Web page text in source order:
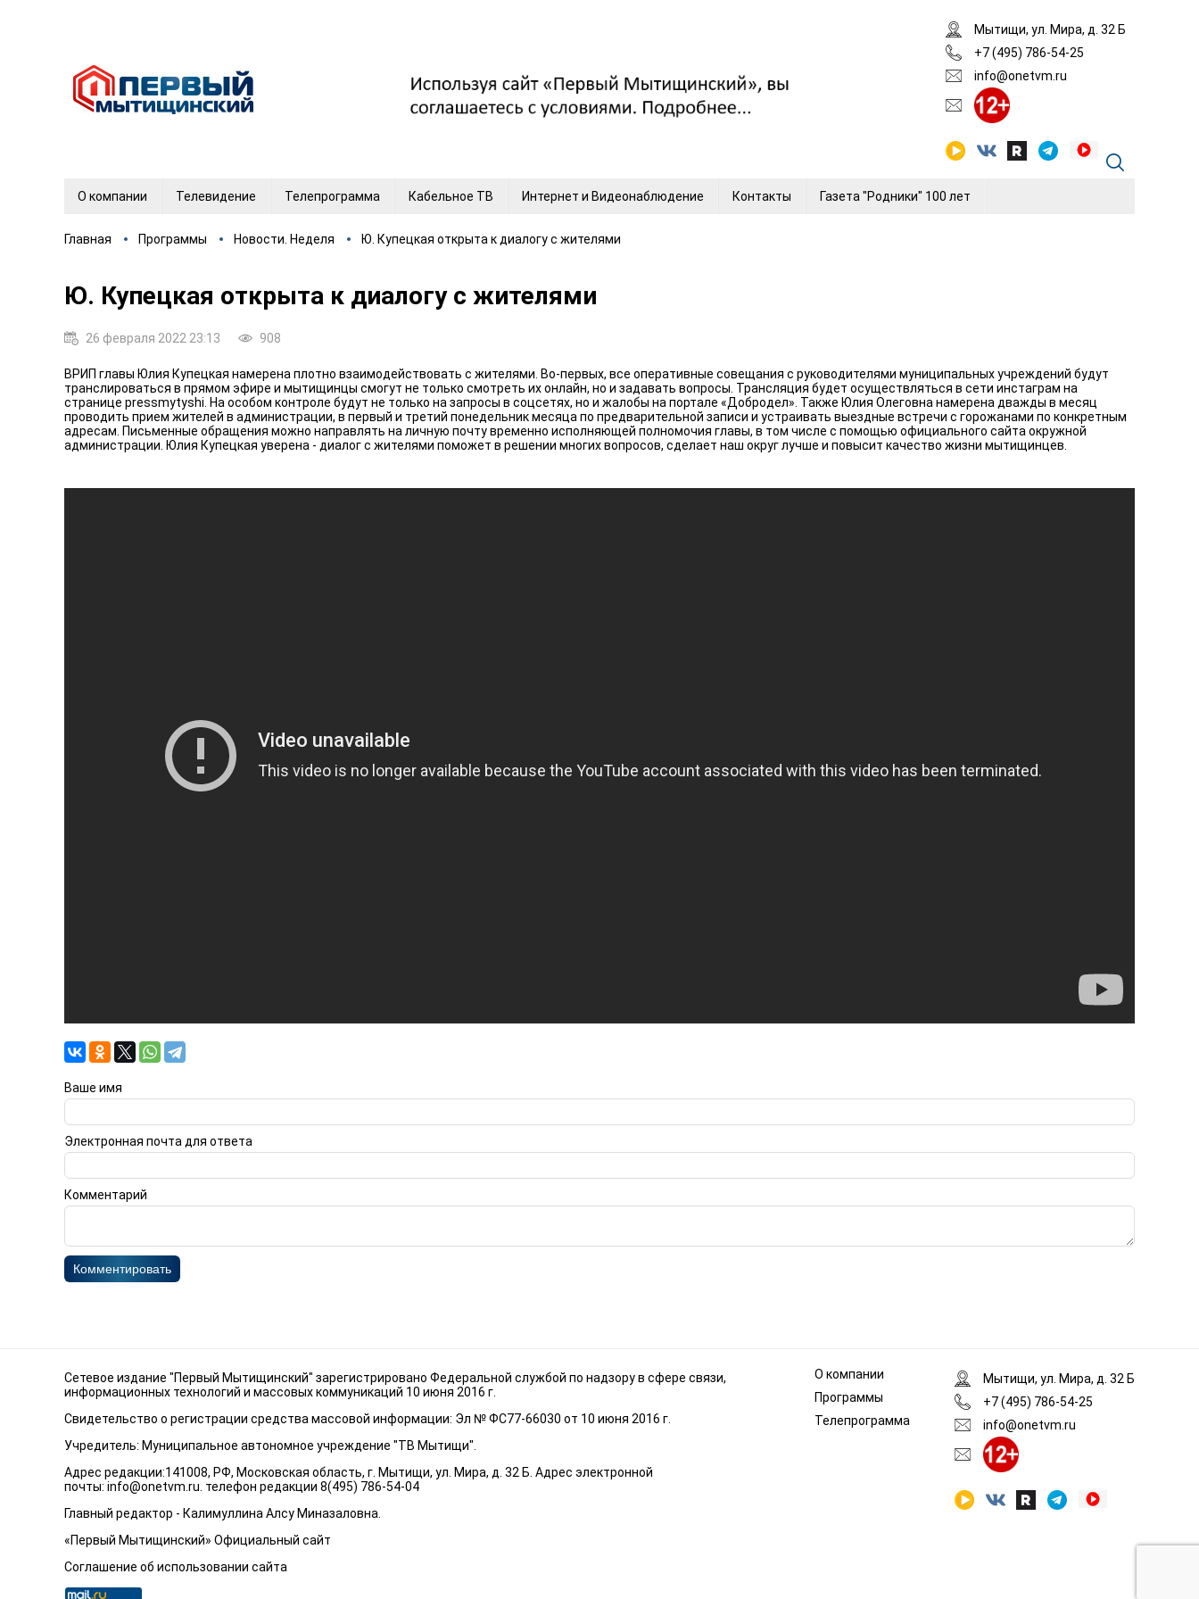
Мытищи, ул. Мира, д. 32 Б
+7 (495) 786-54-25
info@onetvm.ru
О компании Телевидение Телепрограмма Кабельное ТВ Интернет и Видеонаблюдение Контакты Газета "Родники" 100 лет
Главная Программы Новости. Неделя Ю. Купецкая открыта к диалогу с жителями
Ю. Купецкая открыта к диалогу с жителями
26 февраля 2022 23:13 908
ВРИП главы Юлия Купецкая намерена плотно взаимодействовать с жителями. Во-первых, все оперативные совещания с руководителями муниципальных учреждений будут
транслироваться в прямом эфире и мытищинцы смогут не только смотреть их онлайн, но и задавать вопросы. Трансляция будет осуществляться в сети инстаграм на
странице pressmytyshi. На особом контроле будут не только на запросы в соцсетях, но и жалобы на портале «Добродел». Также Юлия Олеговна намерена дважды в месяц
проводить прием жителей в администрации, в первый и третий понедельник месяца по предварительной записи и устраивать выездные встречи с горожанами по конкретным
адресам. Письменные обращения можно направлять на личную почту временно исполняющей полномочия главы, в том числе с помощью официального сайта окружной
администрации. Юлия Купецкая уверена - диалог с жителями поможет в решении многих вопросов, сделает наш округ лучше и повысит качество жизни мытищинцев.
Ваше имя
Электронная почта для ответа
Комментарий
Комментировать
Сетевое издание "Первый Мытищинский" зарегистрировано Федеральной службой по надзору в сфере связи,
информационных технологий и массовых коммуникаций 10 июня 2016 г.
Свидетельство о регистрации средства массовой информации: Эл № ФС77-66030 от 10 июня 2016 г.
Учредитель: Муниципальное автономное учреждение "ТВ Мытищи".
Адрес редакции:141008, РФ, Московская область, г. Мытищи, ул. Мира, д. 32 Б. Адрес электронной
почты: info@onetvm.ru . телефон редакции 8(495) 786-54-04
Главный редактор - Калимуллина Алсу Миназаловна.
«Первый Мытищинский» Официальный сайт
Соглашение об использовании сайта
О компании
Программы
Телепрограмма
Мытищи, ул. Мира, д. 32 Б
+7 (495) 786-54-25
info@onetvm.ru